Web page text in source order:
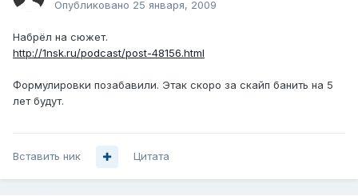
Опубликовано 25 января, 2009
Набрёл на сюжет.
http://1nsk.ru/podcast/post-48156.html
Формулировки позабавили. Этак скоро за скайп банить на 5
лет будут.
Вставить ник Цитата